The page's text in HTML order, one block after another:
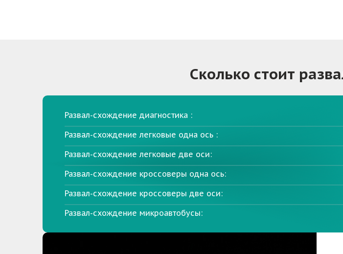
Сколько стоит
Развал-схождение диагностика :
Развал-схождение легковые одна ось :
Развал-схождение легковые две оси:
Развал-схождение кроссоверы одна ось:
Развал-схождение кроссоверы две оси:
Развал-схождение микроавтобусы: